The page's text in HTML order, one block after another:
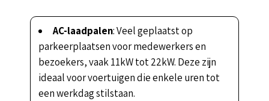
AC-laadpalen: Veel geplaatst op
parkeerplaatsen voor medewerkers en
bezoekers, vaak 11kW tot 22kW. Deze zijn
ideaal voor voertuigen die enkele uren tot
een werkdag stilstaan.